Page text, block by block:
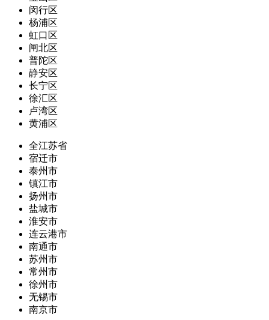
闵行区
杨浦区
虹口区
闸北区
普陀区
静安区
长宁区
徐汇区
卢湾区
黄浦区
全江苏省
宿迁市
泰州市
镇江市
扬州市
盐城市
淮安市
连云港市
南通市
苏州市
常州市
徐州市
无锡市
南京市